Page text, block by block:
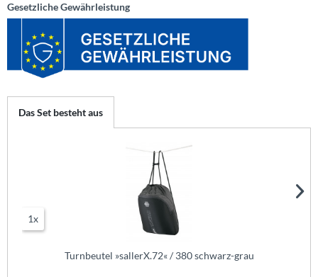
Gesetzliche Gewährleistung
Das Set besteht aus
1x
Turnbeutel »sallerX.72« / 380 schwarz-grau